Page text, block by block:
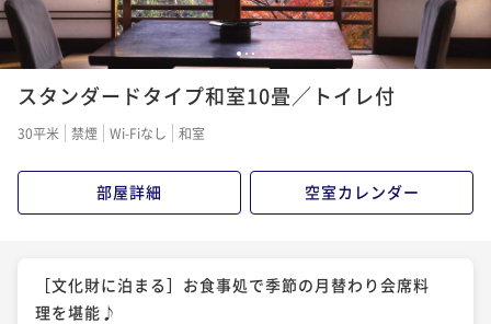
［ちょっと贅沢な夕膳］稀少トロ金目鯛のしゃぶしゃ
ぶ＆伝統の味わい金目煮付と月替わり会席コース♪
二食付き 事前決済可
IN 15:00 - 18:00 OUT11:00
ポイント即利用で 最大5％OFF
［ちょっと贅沢な夕膳］調理長お薦め！！ 旬の山海
の幸を味わう、特選会席膳コース♪
¥67,100~
2名 ¥ 63,745 ~
123
スタンダードタイプ和室10畳／トイレ付
30平米 禁煙 Wi-Fiなし 和室
部屋詳細 空室カレンダー
［文化財に泊まる］お食事処で季節の月替わり会席料
理を堪能♪